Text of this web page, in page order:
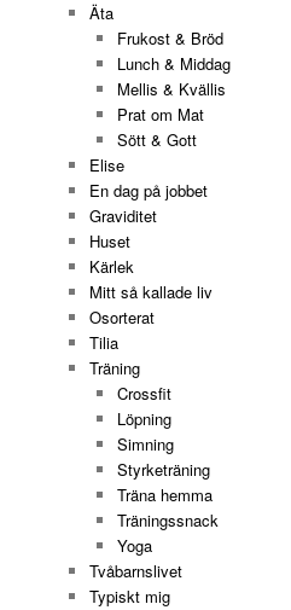
Äta
Frukost & Bröd
Lunch & Middag
Mellis & Kvällis
Prat om Mat
Sött & Gott
Elise
En dag på jobbet
Graviditet
Huset
Kärlek
Mitt så kallade liv
Osorterat
Tilia
Träning
Crossfit
Löpning
Simning
Styrketräning
Träna hemma
Träningssnack
Yoga
Tvåbarnslivet
Typiskt mig